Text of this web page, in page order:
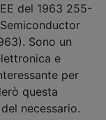
del 1963 255-
Sono un
e
per
questa
necessario.